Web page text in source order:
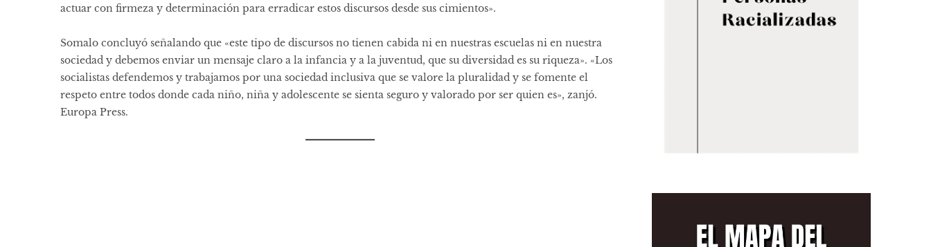
actuar con firmeza y determinación para erradicar estos discursos desde sus cimientos».
Somalo concluyó señalando que «este tipo de discursos no tienen cabida ni en nuestras escuelas ni en nuestra
sociedad y debemos enviar un mensaje claro a la infancia y a la juventud, que su diversidad es su riqueza». «Los
socialistas defendemos y trabajamos por una sociedad inclusiva que se valore la pluralidad y se fomente el
respeto entre todos donde cada niño, niña y adolescente se sienta seguro y valorado por ser quien es», zanjó.
Europa Press.